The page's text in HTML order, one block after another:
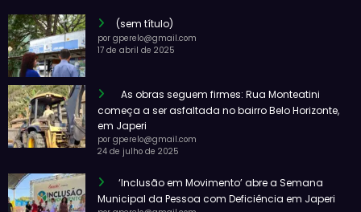
(sem título)
por gperelo@gmail.com
17 de abril de 2025
As obras seguem firmes: Rua Monteatini
começa a ser asfaltada no bairro Belo Horizonte,
em Japeri
por gperelo@gmail.com
24 de julho de 2025
‘Inclusão em Movimento’ abre a Semana
Municipal da Pessoa com Deficiência em Japeri